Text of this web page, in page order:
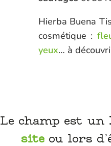
Hierba Buena
cosmétique :
yeux… à
Le champ est un
site ou lors